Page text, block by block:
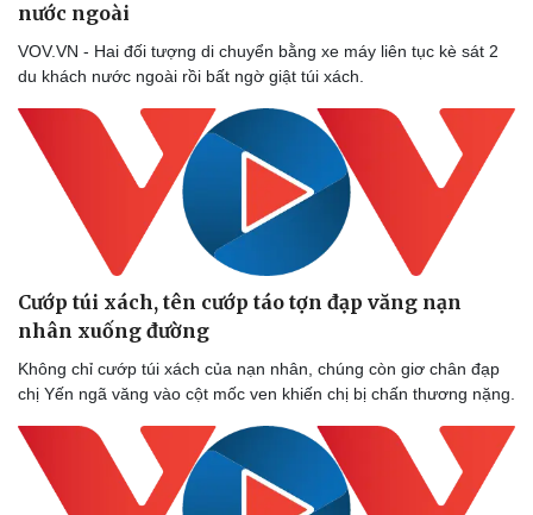
Thông tin doanh nghiệp
Doanh nghiệp 24h
Doanh nhân
Vì cộng đồng
Sành điệu
Tin Công nghệ
Trải nghiệm
Chuyển đổi số
nước ngoài
VOV.VN - Hai đối tượng di chuyển bằng xe máy liên tục kè sát 2
du khách nước ngoài rồi bất ngờ giật túi xách.
Cướp túi xách, tên cướp táo tợn đạp văng nạn
nhân xuống đường
Không chỉ cướp túi xách của nạn nhân, chúng còn giơ chân đạp
chị Yến ngã văng vào cột mốc ven khiến chị bị chấn thương nặng.